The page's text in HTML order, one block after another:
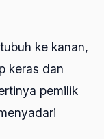
ke kanan,
keras dan
pemilik